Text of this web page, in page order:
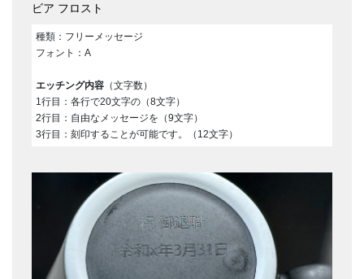
ビア フロスト
種類：フリーメッセージ
フォント：A
エッチング内容 （文字数）
1行目：各行で20文字の（8文字）
2行目：自由なメッセージを（9文字）
3行目：刻印することが可能です。（12文字）